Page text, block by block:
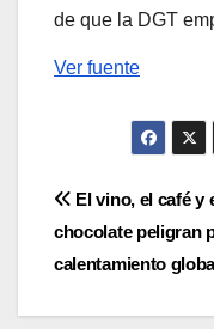
de que la DGT
Ver fuente
de
entradas
El vino, el café y
chocolate peligran
calentamiento